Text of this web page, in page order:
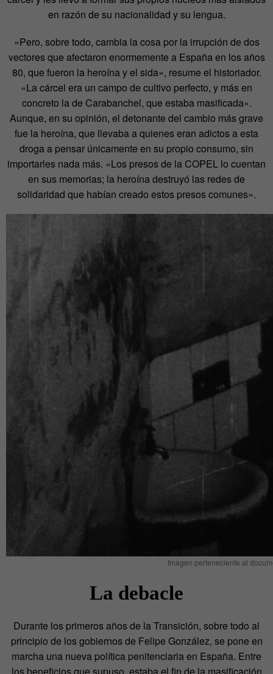
en razón de su nacionalidad y su lengua.
«Pero, sobre todo, cambia la cosa por la irrupción de dos
vectores que afectaron enormemente a España en los años
80, que fueron la heroína y el sida», resume el historiador.
«La cárcel era un campo de cultivo perfecto, y más en
concreto la de Carabanchel, que estaba masificada».
Aunque, en su opinión, el detonante del cambio más grave
fue la heroína, que llevaba a quienes eran adictos a esta
droga a pensar únicamente en su propio consumo, sin
importarles nada más. «Los presos de la COPEL lo cuentan
en sus memorias; la heroína destruyó las redes de
solidaridad que habían creado estos presos comunes».
Imagen perteneciente al
La debacle
Durante los primeros años de la Transición, sobre todo al
principio de los gobiernos de Felipe González, se pone en
marcha una nueva política penitenciaria en España. Entre